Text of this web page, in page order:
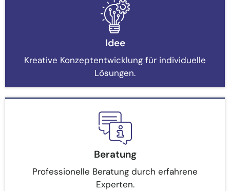
Idee
Kreative Konzeptentwicklung für individuelle
Lösungen.
Beratung
Professionelle Beratung durch erfahrene
Experten.